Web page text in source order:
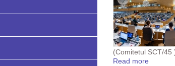
(Comitetul SCT/
Read more